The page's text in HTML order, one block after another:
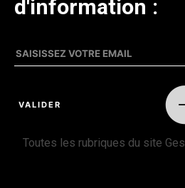
d'information :
Toutes les rubriques du site